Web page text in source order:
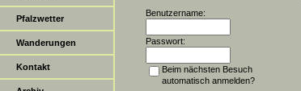
Pfalzwetter
Wanderungen
Kontakt
Benutzername:
Passwort:
Beim nächsten Besuch
automatisch anmelden?